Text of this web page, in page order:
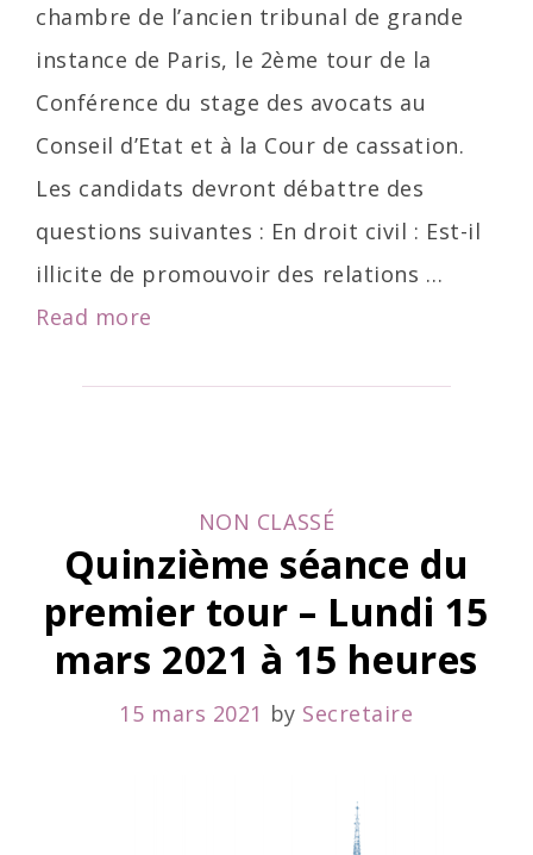
chambre de l’ancien tribunal de grande
instance de Paris, le 2ème tour de la
Conférence du stage des avocats au
Conseil d’Etat et à la Cour de cassation.
Les candidats devront débattre des
questions suivantes : En droit civil : Est-il
illicite de promouvoir des relations …
Read more
Conférence
du
stage
CATEGORIES
NON CLASSÉ
Quinzième séance du
premier tour – Lundi 15
mars 2021 à 15 heures
15 mars 2021 by Secretaire